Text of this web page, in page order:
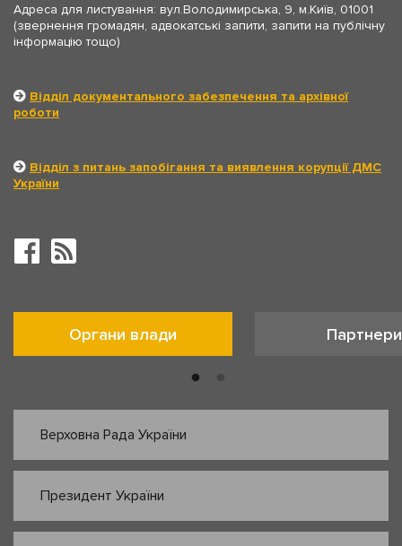
Адреса для листування: вул.Володимирська, 9, м.Київ, 01001
(звернення громадян, адвокатські запити, запити на публічну
інформацію тощо)
Відділ документального забезпечення та архівної
роботи
Відділ з питань запобігання та виявлення корупції ДМС
України
Органи влади Партнери
Верховна Рада України
Президент України